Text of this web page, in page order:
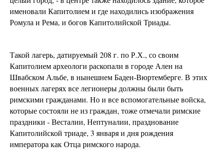
именовали Капитолием и где находились изображения
Ромула и Рема, и богов Капитолийской Триады.
Такой лагерь, датируемый 208 г. по Р.Х., со своим
Капитолием археологи раскопали в городе Ален на
Швабском Альбе, в нынешнем Баден-Вюртемберге. В этих
военных лагерях все легионеры должны были быть
римскими гражданами. Но и все вспомогательные войска,
которые состояли не из граждан, тоже отмечали римские
праздники - Весталии, Нептуналии, празднование
Капитолийской триаде, 3 января и дня рождения
императора как Отца римского народа.